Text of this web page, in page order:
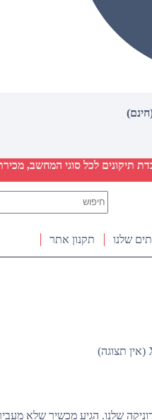
תיקונים לכל סוגי המחשב, מכירת
results
שלנו תקנון אתר
שלנו. הגיע מכשיר שלא